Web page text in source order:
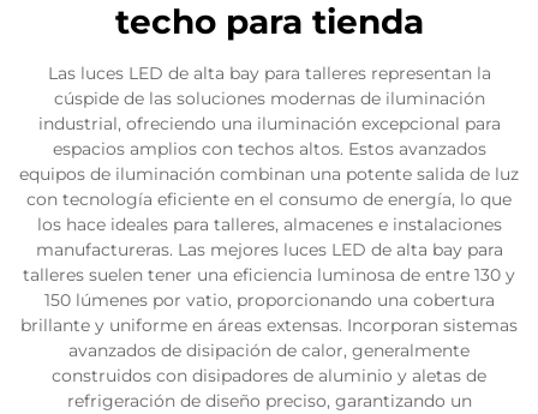
techo para tienda
Las luces LED de alta bay para talleres representan la
cúspide de las soluciones modernas de iluminación
industrial, ofreciendo una iluminación excepcional para
espacios amplios con techos altos. Estos avanzados
equipos de iluminación combinan una potente salida de luz
con tecnología eficiente en el consumo de energía, lo que
los hace ideales para talleres, almacenes e instalaciones
manufactureras. Las mejores luces LED de alta bay para
talleres suelen tener una eficiencia luminosa de entre 130 y
150 lúmenes por vatio, proporcionando una cobertura
brillante y uniforme en áreas extensas. Incorporan sistemas
avanzados de disipación de calor, generalmente
construidos con disipadores de aluminio y aletas de
refrigeración de diseño preciso, garantizando un